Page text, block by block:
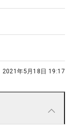
2021年5月18日 19:17